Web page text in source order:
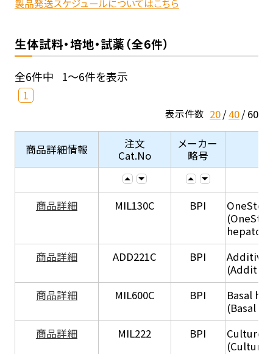
製品発送スケジュールについてはこちら
生体試料・培地・試薬（全6件）
全6件中 1～6件を表示
1
表示件数 20 40 60
商品詳細情報
注文
Cat.No
メーカー
略号
商品詳細 MIL130C BPI
商品詳細
ADD221C BPI
商品詳細
MIL600C BPI
Basal
(Basal
商品詳細
MIL222 BPI
Culture
(Culture